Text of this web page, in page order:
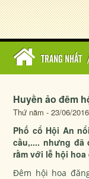
TRANG NHẤT
Huyền ảo đêm
Thứ năm - 23/06/
Phố cổ Hội An
cầu,.... nhưng đã
rằm với lễ hội
Đêm hội hoa